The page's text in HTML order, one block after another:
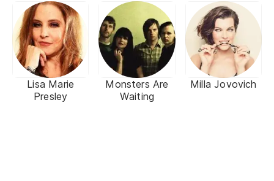
Lisa Marie
Presley
Monsters Are
Waiting
Milla Jovovich